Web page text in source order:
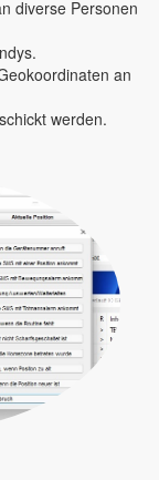
diverse Personen
an
werden.